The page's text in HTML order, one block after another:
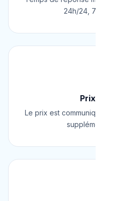
24h/24, 7j/7, 365
Prix Fixe
Le prix est communiqué
supplément